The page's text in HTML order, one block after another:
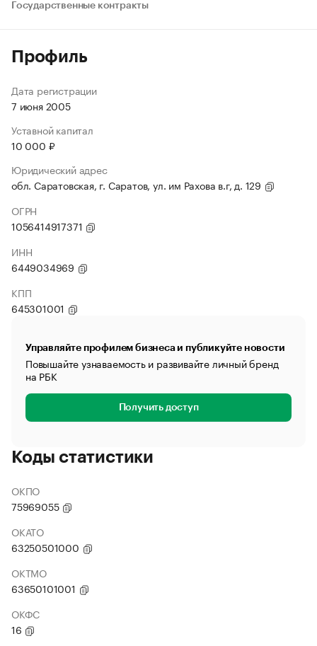
Государственные контракты
Профиль
Дата регистрации
7 июня 2005
Уставной капитал
10 000 ₽
Юридический адрес
обл. Саратовская, г. Саратов, ул. им Рахова в.г, д. 129
ОГРН
1056414917371
ИНН
6449034969
КПП
645301001
Управляйте профилем бизнеса и публикуйте новости
Повышайте узнаваемость и развивайте личный бренд
на РБК
Получить доступ
Коды статистики
ОКПО
75969055
ОКАТО
63250501000
ОКТМО
63650101001
ОКФС
16